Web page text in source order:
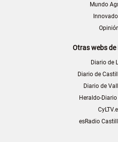
Mundo
Otras webs de
Diario de
Diario de
Diario de
Heraldo-
esRadio